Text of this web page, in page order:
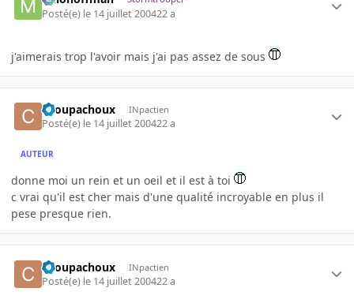
Posté(e) le 14 juillet 200422 a
j'aimerais trop l'avoir mais j'ai pas assez de sous
choupachoux INpactien
Posté(e) le 14 juillet 200422 a
AUTEUR
donne moi un rein et un oeil et il est à toi
c vrai qu'il est cher mais d'une qualité incroyable en plus il
pese presque rien.
choupachoux INpactien
Posté(e) le 14 juillet 200422 a